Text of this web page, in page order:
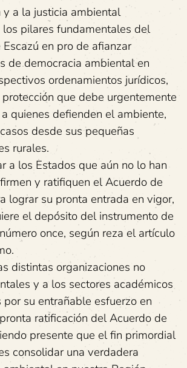
y a la justicia ambiental
pilares fundamentales del
en pro de afianzar
de democracia ambiental en
ordenamientos jurídicos,
que debe urgentemente
quienes defienden el ambiente,
desde sus pequeñas
rurales.
a los Estados que aún no lo han
y ratifiquen el Acuerdo de
lograr su pronta entrada en vigor,
el depósito del instrumento de
once, según reza el artículo
distintas organizaciones no
y a los sectores académicos
su entrañable esfuerzo en
ratificación del Acuerdo de
presente que el fin primordial
consolidar una verdadera